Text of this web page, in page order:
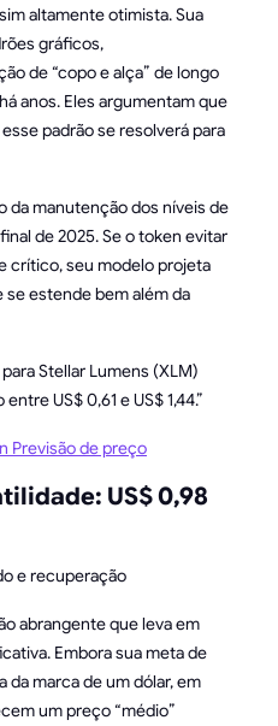
altamente otimista. Sua
gráficos,
de “copo e alça” de longo
anos. Eles argumentam que
padrão se resolverá para
da manutenção dos níveis de
de 2025. Se o token evitar
crítico, seu modelo projeta
se estende bem além da
Stellar Lumens (XLM)
US$ 0,61 e US$ 1,44.”
Previsão de preço
US$ 0,98
e recuperação
abrangente que leva em
Embora sua meta de
marca de um dólar, em
um preço “médio”